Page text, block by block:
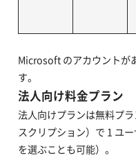
Microsoft のアカウントが
す。
法人向け料金プラン
法人向けプランは無料プ
スクリプション）で 1 ユ
を選ぶことも可能）。